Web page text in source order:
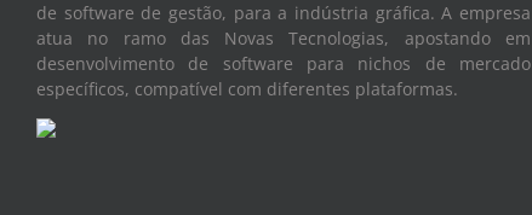
de software de gestão, para a indústria gráfica. A empresa
atua no ramo das Novas Tecnologias, apostando em
desenvolvimento de software para nichos de mercado
específicos, compatível com diferentes plataformas.